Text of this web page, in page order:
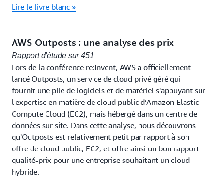
Lire le livre blanc »
AWS Outposts : une analyse des prix
Rapport d'étude sur 451
Lors de la conférence re:Invent, AWS a officiellement
lancé Outposts, un service de cloud privé géré qui
fournit une pile de logiciels et de matériel s'appuyant sur
l'expertise en matière de cloud public d’Amazon Elastic
Compute Cloud (EC2), mais hébergé dans un centre de
données sur site. Dans cette analyse, nous découvrons
qu'Outposts est relativement petit par rapport à son
offre de cloud public, EC2, et offre ainsi un bon rapport
qualité-prix pour une entreprise souhaitant un cloud
hybride.